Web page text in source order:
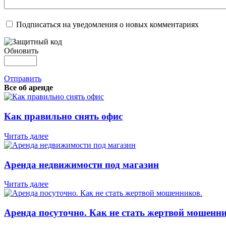
Подписаться на уведомления о новых комментариях
Обновить
Отправить
Все об аренде
Как правильно снять офис
Читать далее
Аренда недвижимости под магазин
Читать далее
Аренда посуточно. Как не стать жертвой